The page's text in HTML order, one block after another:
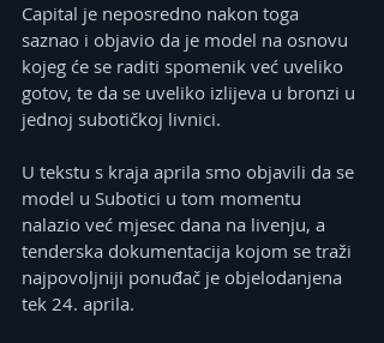
Capital je neposredno nakon toga
saznao i objavio da je model na osnovu
kojeg će se raditi spomenik već uveliko
gotov, te da se uveliko izlijeva u bronzi u
jednoj subotičkoj livnici.
U tekstu s kraja aprila smo objavili da se
model u Subotici u tom momentu
nalazio već mjesec dana na livenju, a
tenderska dokumentacija kojom se traži
najpovoljniji ponuđač je objelodanjena
tek 24. aprila.